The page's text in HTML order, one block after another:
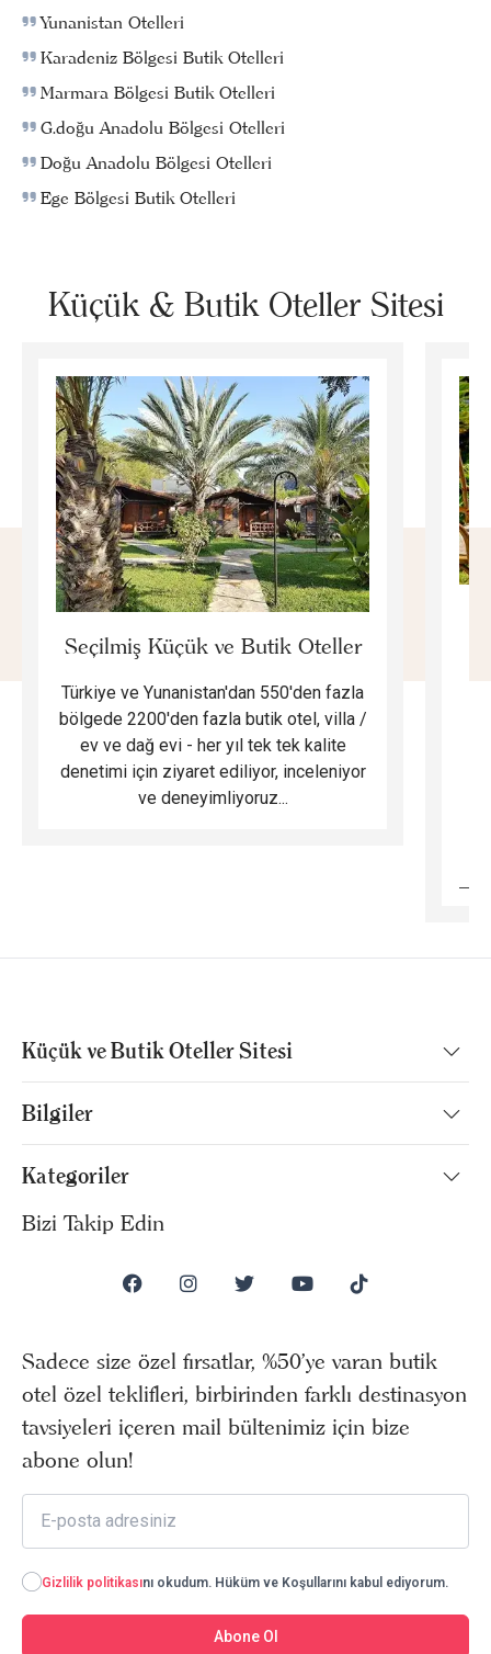
Yunanistan Otelleri
Karadeniz Bölgesi Butik Otelleri
Marmara Bölgesi Butik Otelleri
G.doğu Anadolu Bölgesi Otelleri
Doğu Anadolu Bölgesi Otelleri
Ege Bölgesi Butik Otelleri
Küçük & Butik Oteller Sitesi
Seçilmiş Küçük ve Butik Oteller
Türkiye ve Yunanistan'dan 550'den fazla
bölgede 2200'den fazla butik otel, villa /
ev ve dağ evi - her yıl tek tek kalite
denetimi için ziyaret ediliyor, inceleniyor
ve deneyimliyoruz...
Küçük ve Butik Oteller Sitesi
Bilgiler
Kategoriler
Bizi Takip Edin
Sadece size özel fırsatlar, %50’ye varan butik
otel özel teklifleri, birbirinden farklı destinasyon
tavsiyeleri içeren mail bültenimiz için bize
abone olun!
Gizlilik politikasını okudum. Hüküm ve Koşullarını kabul ediyorum.
Abone Ol